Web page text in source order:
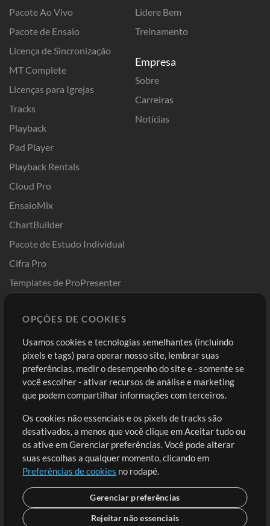
Pacote Ao Vivo
Pacote de Ensaio
Licença de Sincronização
MT Complete
Licenças para Igrejas
Tracks
Playback
Pad Player
Playback Rentals
Cloud Pro
EnsaioMix
ChartBuilder
Pacote de Estudo Individual
Cifra Pro
Templates de ProPresenter
Lidere Bem
Treinamento
Empresa
Sobre
Carreiras
Notícias
Comprar Créditos
Conteúdo Grátis
Solicite uma Música
Extras
Sessões
Envie seu conteúdo
Playlist
MT Conference
Entre
Cadastre-se
Ir ao carrinho
OPÇÕES DE COOKIES
Usamos cookies e tecnologias semelhantes (incluindo
pixels e tags) para operar nosso site, lembrar suas
preferências, medir o desempenho do site e - somente se
você escolher - ativar recursos de análise e marketing
que podem compartilhar informações com terceiros.
Os cookies não essenciais e os pixels de tracks são
desativados, a menos que você clique em Aceitar tudo ou
os ative em Gerenciar preferências. Você pode alterar
suas escolhas a qualquer momento, clicando em
Preferências de cookies no rodapé.
Gerenciar preferências
Rejeitar não essenciais